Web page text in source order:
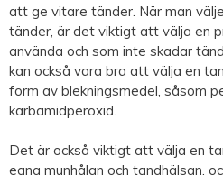
att ge vitare tänder. När man
tänder, är det viktigt att välja en
använda och som inte skadar
kan också vara bra att välja en
form av blekningsmedel, såsom
karbamidperoxid.
Det är också viktigt att välja en
egna munhålan och tandhälsan,